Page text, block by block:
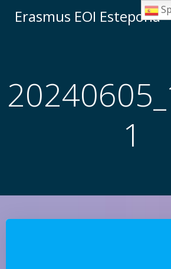
Saltar
al
Erasmus EOI Estepona
1